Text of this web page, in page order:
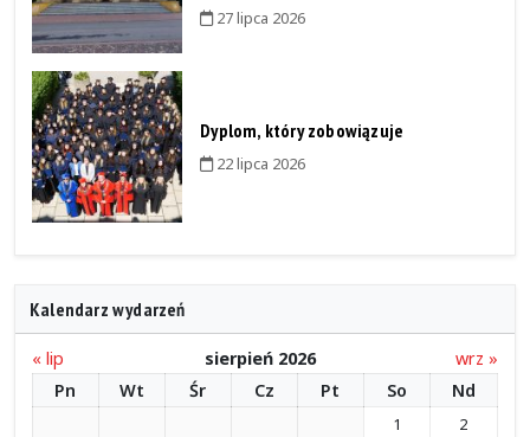
27 lipca 2026
Dyplom, który zobowiązuje
22 lipca 2026
Kalendarz wydarzeń
« lip sierpień 2026
wrz »
Pn
Wt Śr Cz Pt So Nd
1
2